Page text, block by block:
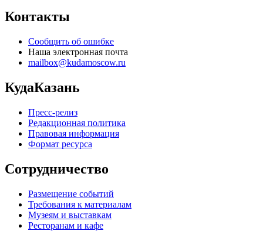
Контакты
Сообщить об ошибке
Наша электронная почта
mailbox@kudamoscow.ru
КудаКазань
Пресс-релиз
Редакционная политика
Правовая информация
Формат ресурса
Сотрудничество
Размещение событий
Требования к материалам
Музеям и выставкам
Ресторанам и кафе